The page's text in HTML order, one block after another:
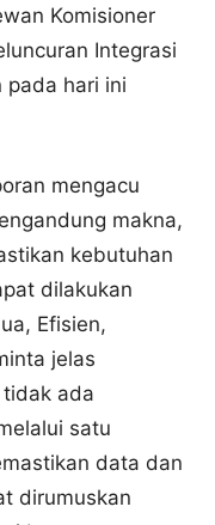
Komisioner
Integrasi
pada hari ini
mengacu
makna,
kebutuhan
dilakukan
Efisien,
jelas
ada
satu
data dan
dirumuskan